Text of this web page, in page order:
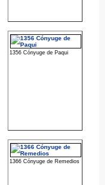
1356 Cónyuge de Paqui
1366 Cónyuge de Remedios